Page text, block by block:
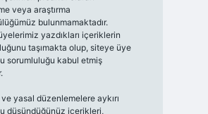
veya araştırma
bulunmamaktadır.
yazdıkları içeriklerin
taşımakta olup, siteye üye
sorumluluğu kabul etmiş
yasal düzenlemelere aykırı
düşündüğünüz içerikleri,